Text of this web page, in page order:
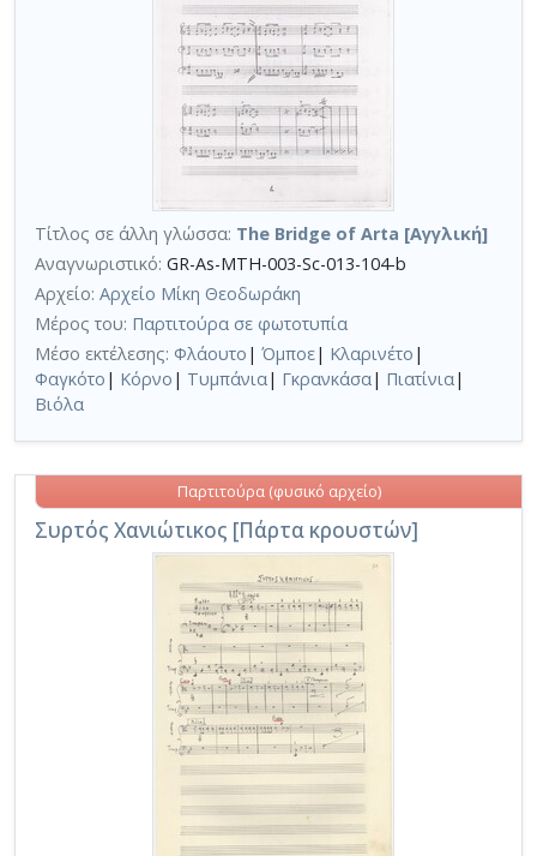
Τίτλος σε άλλη γλώσσα: The Bridge of Arta [Αγγλική]
Αναγνωριστικό: GR-As-MTH-003-Sc-013-104-b
Αρχείο: Αρχείο Μίκη Θεοδωράκη
Μέρος του: Παρτιτούρα σε φωτοτυπία
Μέσο εκτέλεσης: Φλάουτο | Όμποε| Κλαρινέτο |
Φαγκότο | Κόρνο | Τυμπάνια| Γκρανκάσα| Πιατίνια|
Βιόλα
Συρτός Χανιώτικος [Πάρτα κρουστών]
Παρτιτούρα (φυσικό αρχείο)